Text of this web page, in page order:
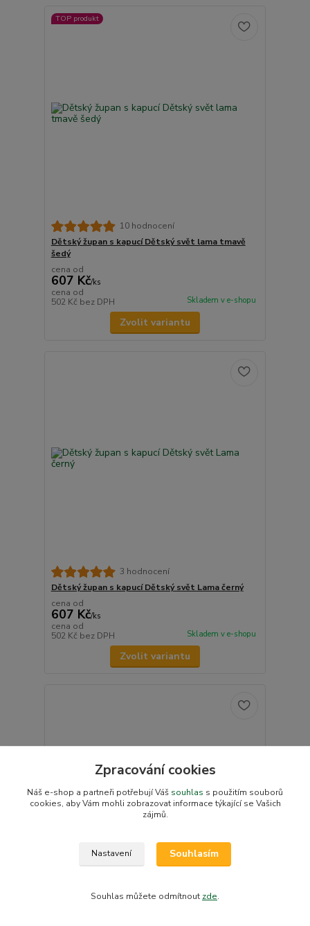
TOP produkt
10 hodnocení
Dětský župan s kapucí Dětský svět lama tmavě
šedý
cena od
607 Kč/ks
cena od
502 Kč bez DPH Skladem v e-shopu
Zvolit variantu
3 hodnocení
Dětský župan s kapucí Dětský svět Lama černý
cena od
607 Kč/ks
cena od
502 Kč bez DPH Skladem v e-shopu
Zvolit variantu
Zpracování cookies
Náš e-shop a partneři potřebují Váš souhlas s použitím souborů
cookies, aby Vám mohli zobrazovat informace týkající se Vašich
zájmů.
Nastavení Souhlasím
Souhlas můžete odmítnout zde.